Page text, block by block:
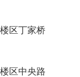
区丁家桥
区中央路